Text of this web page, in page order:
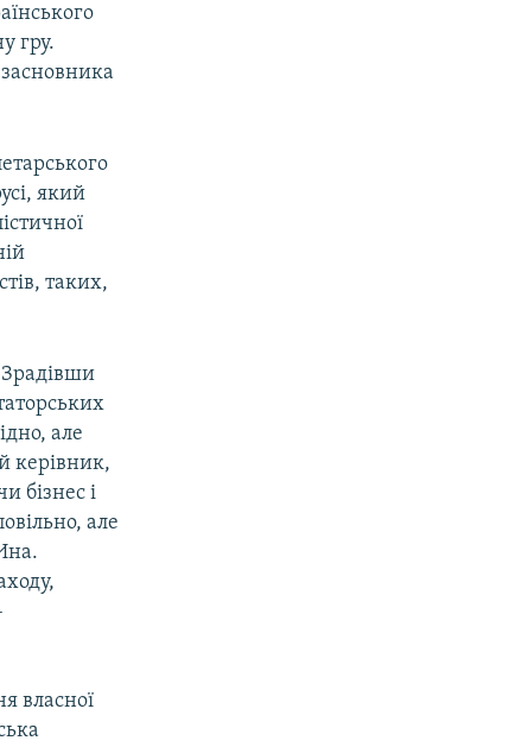
гру.
засновника
який
таких,
Зрадівши
але
керівник,
бізнес і
але
власної